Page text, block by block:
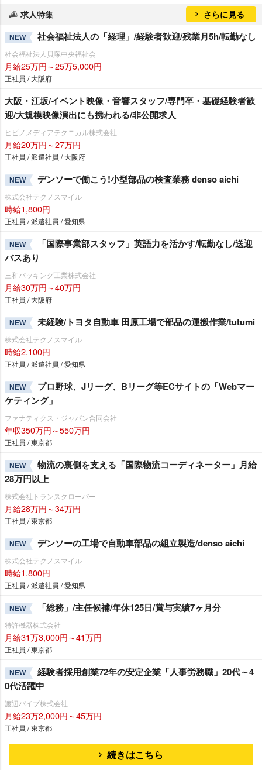
求人特集 さらに見る
NEW 社会福祉法人の「経理」/経験者歓迎/残業月5h/転勤なし
社会福祉法人貝塚中央福祉会
月給25万円～25万5,000円
正社員 / 大阪府
大阪・江坂/イベント映像・音響スタッフ/専門卒・基礎経験者歓
迎/大規模映像演出にも携われる/非公開求人
ヒビノメディアテクニカル株式会社
月給20万円～27万円
正社員 / 派遣社員 / 大阪府
NEW デンソーで働こう!小型部品の検査業務 denso aichi
株式会社テクノスマイル
時給1,800円
正社員 / 派遣社員 / 愛知県
NEW
「国際事業部スタッフ」英語力を活かす/転勤なし/送迎
バスあり
三和パッキング工業株式会社
月給30万円～40万円
正社員 / 大阪府
NEW 未経験/トヨタ自動車 田原工場で部品の運搬作業/tutumi
株式会社テクノスマイル
時給2,100円
正社員 / 派遣社員 / 愛知県
NEW
プロ野球、Jリーグ、Bリーグ等ECサイトの「Webマー
ケティング」
ファナティクス・ジャパン合同会社
年収350万円～550万円
正社員 / 東京都
NEW
物流の裏側を支える「国際物流コーディネーター」月給
28万円以上
株式会社トランスクローバー
月給28万円～34万円
正社員 / 東京都
NEW デンソーの工場で自動車部品の組立製造/denso aichi
株式会社テクノスマイル
時給1,800円
正社員 / 派遣社員 / 愛知県
NEW 「総務」/主任候補/年休125日/賞与実績7ヶ月分
特許機器株式会社
月給31万3,000円～41万円
正社員 / 東京都
NEW
経験者採用創業72年の安定企業「人事労務職」20代～4
0代活躍中
渡辺パイプ株式会社
月給23万2,000円～45万円
正社員 / 東京都
続きはこちら